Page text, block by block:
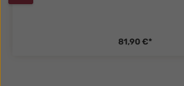
81,90 €*